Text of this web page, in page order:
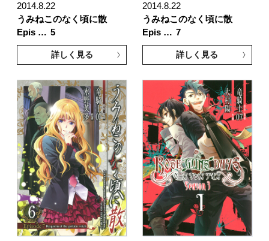
2014.8.22
うみねこのなく頃に散
Epis … 5
詳しく見る
2014.8.22
うみねこのなく頃に散
Epis … 7
詳しく見る